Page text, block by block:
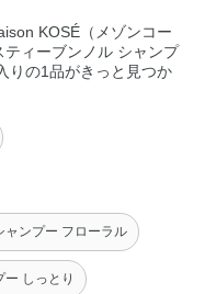
KOSÉ（メゾンコー
ィーブンノル シャンプ
りの1品がきっと見つか
ャンプー フローラル
ー しっとり